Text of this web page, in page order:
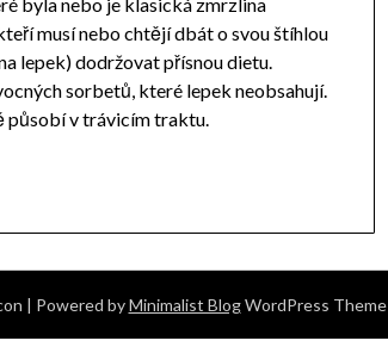
musí nebo chtějí dbát o svou štíhlou
lepek) dodržovat přísnou dietu.
sorbetů, které lepek neobsahují.
působí v trávicím traktu.
| Powered byMinimalist BlogWordPress Theme